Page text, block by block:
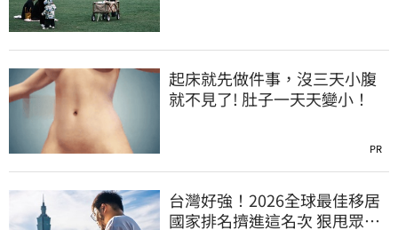
起床就先做件事，沒三天小腹
就不見了! 肚子一天天變小！
PR
台灣好強！2026全球最佳移居
國家排名擠進這名次 狠甩眾多